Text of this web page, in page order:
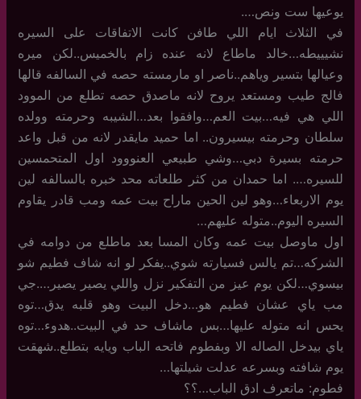
يوعيها ست ونص….
في الثلاث ايام اللي طافن كانت الاتفاقات على السيره
نشيييطه…خالد ماطاع لانه عنده زام بالخميس..لكن ميره
وعيالها بتسير وياهم..ناصر او مارمسته حصه في السالفه قالها
فالج طيب ومستعد يروح لانه ماصدق حصه تطلع من الموود
اللي هي فيه…بيت العم…وافقوا بعد…الشيبه وحرمته وولده
سلطان وحرمته بيسيرون.. اما حميد مايقدر لانه من قبل واعد
حرمته بسيرة دبي…وشي طبيعي العنووود اول المتحمسين
للسيره…. اما حمدان من كثر طلعاته محد خبره بالسالفه لين
يوم الاربعاء…وهو لين الحين ماراح بيت عمه ومب قادر يقاوم
السيره اليوم..متوله عليهم…
اول ماوصل بيت عمه وكان المسا بعد ماطلع من دوامه في
الشركه…تم يالس فسيارته شوي..يفكر لو انه شاف فطيم شو
بيسوي…لكن يوم عيز من التفكير نزل واللي يصير يصير….جي
مب ياي عشان فطيم هو…دخل البيت وهو قلبه يدق…توه
يحس انه متوله عليها…بس ماشاف حد في البيت..هدوء…توه
ياي بيدخل الصاله الا وبفطوم فاتحه الباب ويايه بتطلع..شهقت
يوم شافته وبسرعه عدلت شيلتها…
فطوم: ماتعرف ادق الباب…؟؟